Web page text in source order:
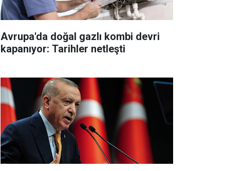
Avrupa'da doğal gazlı kombi devri
kapanıyor: Tarihler netleşti